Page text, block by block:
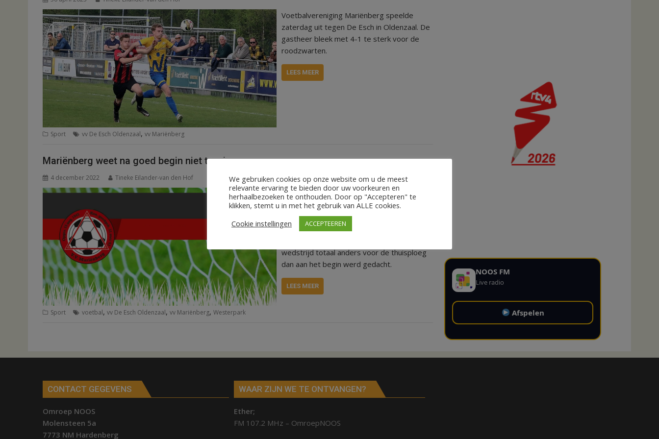
Voetbalvereniging Mariënberg speelde
zaterdag uit tegen De Esch in Oldenzaal. De
gastheer bleek met 4-1 te sterk voor de
roodzwarten.
LEES MEER
Sport vv De Esch Oldenzaal, vv Mariënberg
Mariënberg weet na goed begin niet te winnen
4 december 2022 Tineke Eilander-van den Hof
VV Mariënberg speelde zaterdag 3
december tegen De Esch uit Oldenzaal. Op
een waterkoud Westerpark ontspon zich
een wedstrijd die al snel met voorsprong
wedstrijd totaal anders voor de thuisploeg
dan aan het begin werd gedacht.
LEES MEER
Sport voetbal, vv De Esch Oldenzaal, vv Mariënberg, Westerpark
NOOS FM
Live radio
Afspelen
CONTACT GEGEVENS
Omroep NOOS
Molensteen 5a
7773 NM Hardenberg
WAAR ZIJN WE TE ONTVANGEN?
Ether;
FM 107.2 MHz – OmroepNOOS
We gebruiken cookies op onze website om u de meest
relevante ervaring te bieden door uw voorkeuren en
herhaalbezoeken te onthouden. Door op "Accepteren" te
klikken, stemt u in met het gebruik van ALLE cookies.
Cookie instellingen
ACCEPTEEREN